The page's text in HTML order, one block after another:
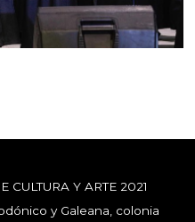
CULTURA Y ARTE 2021
y Galeana, colonia